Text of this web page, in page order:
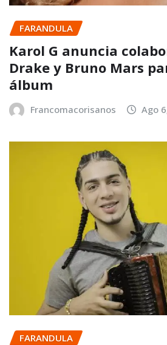
FARANDULA
Karol G anuncia
Drake y Bruno Mars
álbum
Francomacorisanos Ago
FARANDULA